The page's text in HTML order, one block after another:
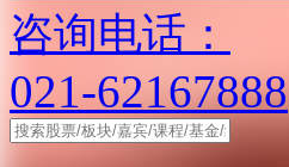
咨询电话：
021-62167888